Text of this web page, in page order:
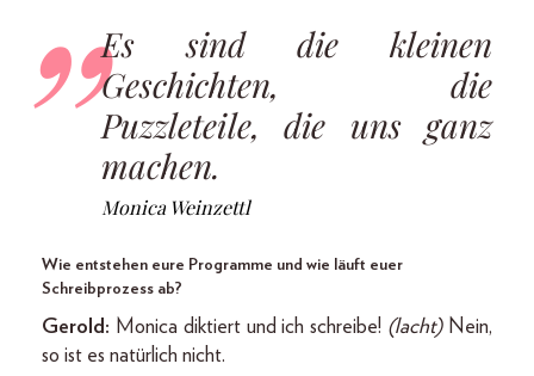
Es sind die kleinen
Geschichten, die
Puzzleteile, die uns ganz
machen.
Monica Weinzettl
Wie entstehen eure Programme und wie läuft euer
Schreibprozess ab?
Gerold: Monica diktiert und ich schreibe! (lacht)Nein,
so ist es natürlich nicht.